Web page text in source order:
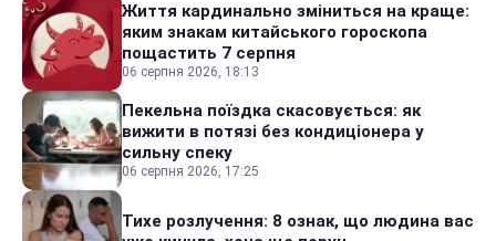
Життя кардинально зміниться на краще:
яким знакам китайського гороскопа
пощастить 7 серпня
06 серпня 2026, 18:13
Пекельна поїздка скасовується: як
вижити в потязі без кондиціонера у
сильну спеку
06 серпня 2026, 17:25
Тихе розлучення: 8 ознак, що людина вас